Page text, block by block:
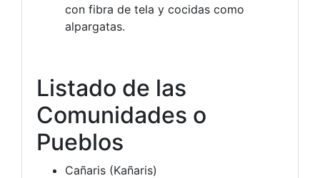
con fibra de tela y cocidas como
alpargatas.
Listado de las
Comunidades o
Pueblos
Cañaris (Kañaris)